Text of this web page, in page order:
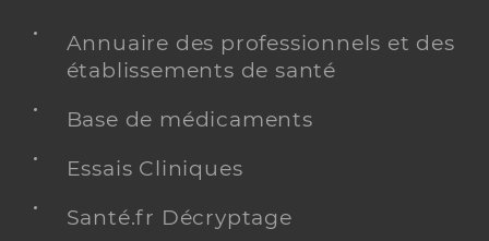
Annuaire des professionnels et des
établissements de santé
Base de médicaments
Essais Cliniques
Santé.fr Décryptage